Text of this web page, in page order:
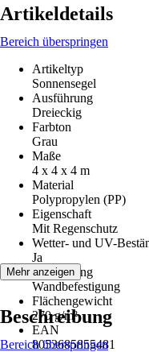
Artikeldetails
Bereich überspringen
Artikeltyp
Sonnensegel
Ausführung
Dreieckig
Farbton
Grau
Maße
4 x 4 x 4 m
Material
Polypropylen (PP)
Eigenschaft
Mit Regenschutz
Wetter- und UV-
Ja
Befestigung
Wandbefestigung
Flächengewicht
270 g/m²
EAN
8053685855481
Mehr anzeigen
Beschreibung
Bereich überspringen